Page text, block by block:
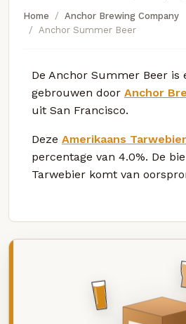
Home
Anchor Brewing Company
Anchor Summer Beer
De Anchor Summer Beer is
gebrouwen door Anchor
uit San Francisco.
Deze Amerikaans Tarwebier
percentage van 4.0%. De
Tarwebier komt van